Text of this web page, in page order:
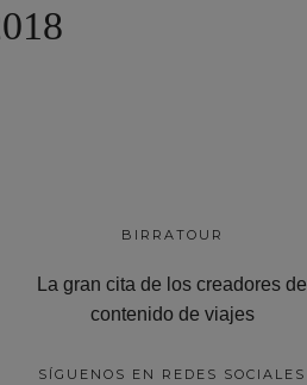
BIRRATOUR
La gran cita de los creadores de
contenido de viajes
SÍGUENOS EN REDES SOCIALES